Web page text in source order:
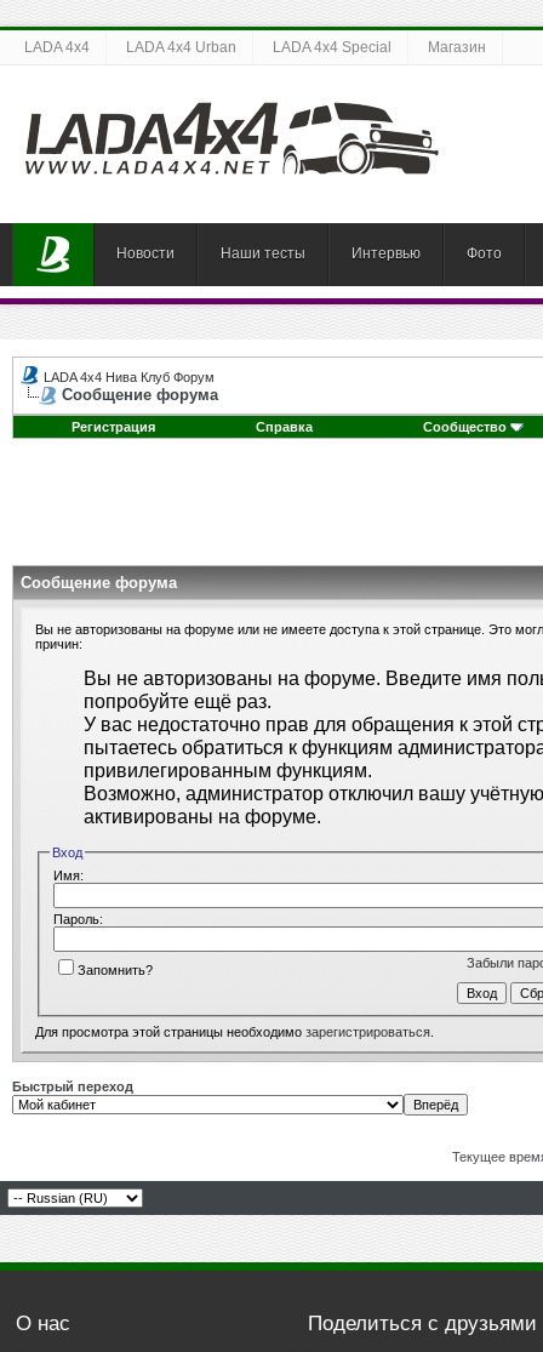
LADA 4x4 LADA 4x4 Urban LADA 4x4 Special Магазин
Новости Наши тесты Интервью Фото
LADA 4x4 Нива Клуб Форум
Сообщение форума
Регистрация Справка Сообщество
Сообщение форума
Вы не авторизованы на форуме или не имеете доступа к этой странице. Это
причин:
Вы не авторизованы на форуме. Введите имя
попробуйте ещё раз.
У вас недостаточно прав для обращения к этой
пытаетесь обратиться к функциям
привилегированным функциям.
Возможно, администратор отключил вашу
активированы на форуме.
Вход
Имя:
Пароль:
Забыли
Запомнить?
Для просмотра этой страницы необходимо зарегистрироваться
Быстрый переход
Текущее
О нас Поделиться с друзьями